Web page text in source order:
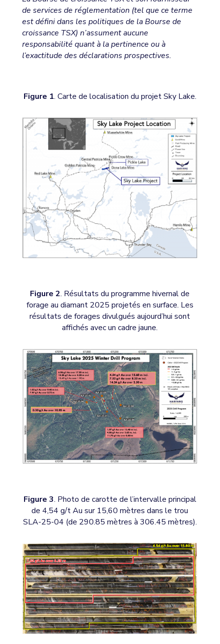
de services de réglementation (tel que ce terme
est défini dans les politiques de la Bourse de
croissance TSX) n’assument aucune
responsabilité quant à la pertinence ou à
l’exactitude des déclarations prospectives.
Figure 1. Carte de localisation du projet Sky Lake.
Figure 2. Résultats du programme hivernal de
forage au diamant 2025 projetés en surface. Les
résultats de forages divulgués aujourd’hui sont
affichés avec un cadre jaune.
Figure 3. Photo de carotte de l’intervalle principal
de 4,54 g/t Au sur 15,60 mètres dans le trou
SLA-25-04 (de 290.85 mètres à 306.45 mètres).